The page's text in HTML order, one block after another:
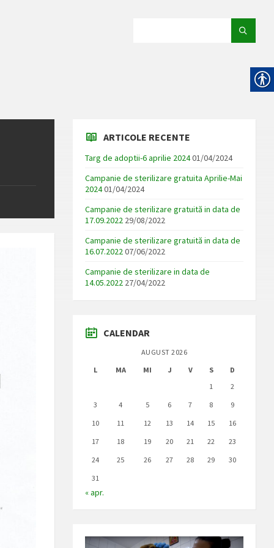
ARTICOLE RECENTE
Targ de adoptii-6 aprilie 202401/04/2024
Campanie de sterilizare gratuita Aprilie-Mai
202401/04/2024
Campanie de sterilizare gratuită in data de
17.09.2022 29/08/2022
Campanie de sterilizare gratuită in data de
16.07.202207/06/2022
Campanie de sterilizare in data de
14.05.2022 27/04/2022
CALENDAR
AUGUST 2026
L
MA MI J V S
D
1
2
3
4 5 6 7 8
9
10
11 12 13 14 15
16
17
18 19 20 21 22
23
24
25 26 27 28 29
30
31
« apr.